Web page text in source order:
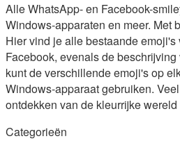
Alle WhatsApp- en Facebook-
Windows-apparaten en meer. Met
Hier vind je alle bestaande emoji's
Facebook, evenals de
kunt de verschillende emoji's op
Windows-apparaat gebruiken.
ontdekken van de kleurrijke
Categorieën